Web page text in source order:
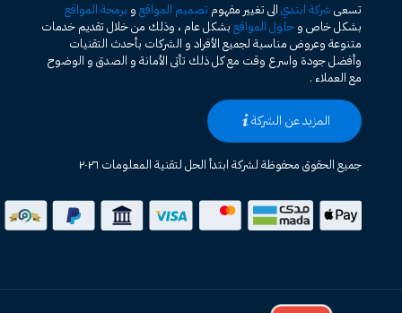
تسعى شركة ابتدي الى تغيير مفهوم تصميم المواقع و برمجة المواقع
بشكل خاص و حلول المواقع بشكل عام ، وذلك من خلال تقديم خدمات
متنوعة وعروض مناسبة لجميع الأفراد و الشركات بأحدث التقنيات
وأفضل جودة واسرع وقت مع كل ذلك تأتى الأمانة و الصدق و الوضوح
مع العملاء .
المزيد عن الشركة
جميع الحقوق محفوظة لشركة ابتدأ الحل لتقنية المعلومات ٢٠٢٦